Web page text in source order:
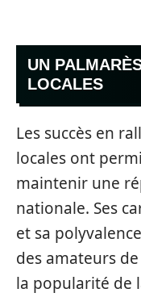
UN
LOCALES
Les succès en
locales ont
maintenir une
nationale. Ses
et sa
des amateurs
la popularité de